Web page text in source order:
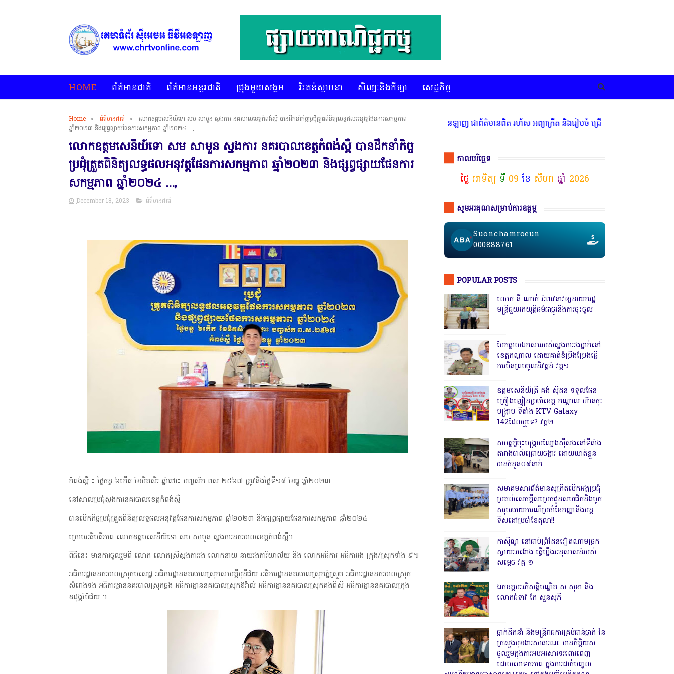
HOME ព័ត៌មានជាតិ ព័ត៌មានអន្តរជាតិ ជ្រុងមួយសង្គម រិះគន់ស្ថាបនា សិល្បៈនិងកីឡា សេដ្ឋកិច្ច
Home > ព័ត៌មានជាតិ >
លោកឧត្តមសេនីយ៍ទោ សម សាមួន ស្នងការ នគរបាលខេត្តកំពង់ស្ពឺ បានដឹកនាំកិច្ចប្រជុំត្រួតពិនិត្យលទ្ធផលអនុវត្តផែនការសកម្មភាព
ឆ្នាំ២០២៣ និងផ្សព្វផ្សាយផែនការសកម្មភាព ឆ្នាំ២០២៤ ...,
លោកឧត្តមសេនីយ៍ទោ សម សាមួន ស្នងការ នគរបាលខេត្តកំពង់ស្ពឺ បានដឹកនាំកិច្ច
ប្រជុំត្រួតពិនិត្យលទ្ធផលអនុវត្តផែនការសកម្មភាព ឆ្នាំ២០២៣ និងផ្សព្វផ្សាយផែនការ
សកម្មភាព ឆ្នាំ២០២៤ ...,
December 18, 2023 ព័ត៌មានជាតិ
កំពង់ស្ពឺ ៖ ថ្ងៃចន្ទ ៦កើត ខែមិគសិរ ឆ្នាំថោះ បញ្ចស័ក ពស ២៥៦៧ ត្រូវនិងថ្ងៃទី១៨ ខែធ្នូ ឆ្នាំ២០២៣
នៅសាលប្រជុំស្នងការនគរបាលខេត្តកំពង់ស្ពឺ
បានបើកកិច្ចប្រជុំត្រួតពិនិត្យលទ្ធផលអនុវត្តផែនការសកម្មភាព ឆ្នាំ២០២៣ និងផ្សព្វផ្សាយផែនការសកម្មភាព ឆ្នាំ២០២៤
ក្រោមអធិបតីភាព លោកឧត្តមសេនីយ៍ទោ សម សាមួន ស្នងការនគរបាលខេត្តកំពង់ស្ពឺ។
ពិធីនេះ មានការចូលរួមពី លោក លោកស្រីស្នងការរង លោកនាយ នាយរងការិយាល័យ និង លោកអធិការ អធិការរង ក្រុង/ស្រុកទាំង ៩៕
អធិការដ្ឋាននគរបាលស្រុកបសេដ្ឋ អធិការដ្ឋាននគរបាលស្រុកសាមគ្គីមុនីជ័យ អធិការដ្ឋាននគរបាលស្រុកភ្នំស្រួច អធិការដ្ឋាននគរបាលស្រុក
សំរោងទង អធិការដ្ឋាននគរបាលស្រុកថ្ពង អធិការដ្ឋាននគរបាលស្រុកឱរ៉ាល់ អធិការដ្ឋាននគរបាលស្រុកគងពិសី អធិការដ្ឋាននគរបាលក្រុង
ឧដុង្គម៉ែជ័យ ។
* គេហទំព័រ ស៊ីអេចអធីវីអនឡាញ ជាព័ត៌មានពិត រហ័ស អព្យាក្រឹត និងរៀបចំ ជ្រើសរើស ក្រុមការងារ នៅតាមបណ្តាលរាជ
កាលបរិច្ឆេទ
ថ្ងៃ អាទិត្យ ទី 09 ខែ សីហា ឆ្នាំ 2026
សូមអរគុណសម្រាប់ការឧត្ថម្ភ
Suonchamroeun
000888761
POPULAR POSTS
លោក នី ណាក់ អំពាវនាវឲ្យនាយករដ្ឋ
មន្ត្រីជួយរកយុត្តិធម៌ជាថ្នូរនឹងការចុះចូល
បែកធ្លាយឯកសាររបស់ស្នងការរងម្នាក់នៅ
ខេត្តកណ្ដាល ដោយគាត់ខំប្រឹងប្រែងធ្វើ
ការមិនព្រមចូលនិវត្តន៍ វគ្គ១
ឧត្តមសេនីយ៍ត្រី គង់ ស៊ីដន ទទួលផែន
គ្រឿងញៀនប្រចាំខេត្ត កណ្តាល ហ៊ានចុះ
បង្ក្រាប ទីតាំង KTV Galaxy
142ដែលឬទេ? វគ្គ២
សមត្ថកិ្ចចុះបង្ក្រាបល្បែងស៊ីសងនៅទីតាំង
តារាងបាល់ជ្រោយចង្វារ ដោយឃាត់ខ្លួន
បានចំនួន០៩នាក់
សមាគមសារព័ត៌មានសុក្រឹតបើកអង្គប្រជុំ
ប្រគល់សេចក្តីសម្រេចជូនសមាជិកនិងបូក
សរុបរបាយការណ៍ប្រចាំខែកញ្ញានិងបន្ត
ទិសដៅប្រចាំខែតុលា!!
កាសុីណូ នៅជាប់ព្រំដែនវៀតណាមច្រក
ស្វាយអាង៉ោង ធ្វើហ្នឹងអនុសាសន៍របស់
សម្ដេច វគ្គ ១
ឯកឧត្តមអភិសន្តិបណ្ឌិត ស សុខា និង
លោកជំទាវ កែ សួនសុភី
ថ្នាក់ដឹកនាំ និងមន្ត្រីរាជការគ្រប់ជាន់ថ្នាក់ នៃ
ក្រសួងមុខងារសាធារណៈ មានកិត្តិយស
ចូលរួមក្នុងការអបអរសារទរពោរពេញ
ដោយមោទកភាព ក្នុងការដាក់បញ្ចូល